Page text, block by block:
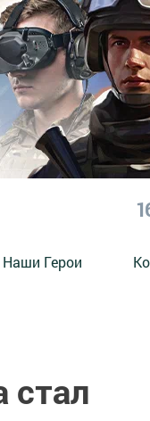
Наши Герои
стал